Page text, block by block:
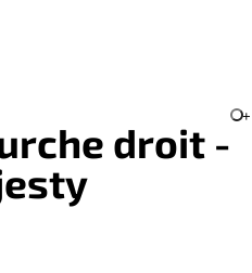
droit - +